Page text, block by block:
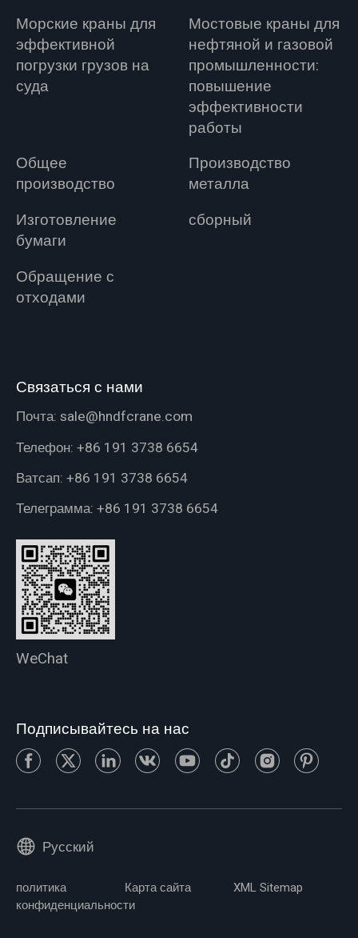
Морские краны для
эффективной
погрузки грузов на
суда
Мостовые краны для
нефтяной и газовой
промышленности:
повышение
эффективности
работы
Общее
производство
Производство
металла
Изготовление
бумаги
сборный
Обращение с
отходами
Связаться с нами
Почта: sale@hndfcrane.com
Телефон: +86 191 3738 6654
Ватсап: +86 191 3738 6654
Телеграмма: +86 191 3738 6654
WeChat
Подписывайтесь на нас
Русский
политика
конфиденциальности
Карта сайта XML Sitemap